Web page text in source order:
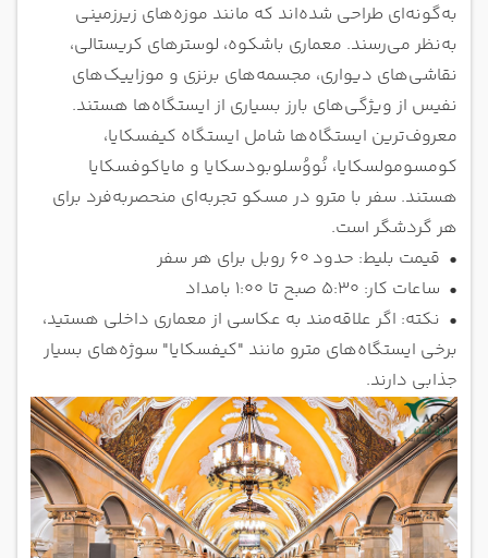
به‌گونه‌ای طراحی شده‌اند که مانند موزه‌های زیرزمینی
به‌نظر می‌رسند. معماری باشکوه، لوسترهای کریستالی،
نقاشی‌های دیواری، مجسمه‌های برنزی و موزاییک‌های
نفیس از ویژگی‌های بارز بسیاری از ایستگاه‌ها هستند.
معروف‌ترین ایستگاه‌ها شامل ایستگاه کیفسکایا،
کومسومولسکایا، نُووُسلوبودسکایا و مایاکوفسکایا
هستند. سفر با مترو در مسکو تجربه‌ای منحصربه‌فرد برای
هر گردشگر است.
• قیمت بلیط: حدود 60 روبل برای هر سفر
• ساعات کار: 5:30 صبح تا 1:00 بامداد
• نکته: اگر علاقه‌مند به عکاسی از معماری داخلی هستید،
برخی ایستگاه‌های مترو مانند "کیفسکایا" سوژه‌های بسیار
جذابی دارند.